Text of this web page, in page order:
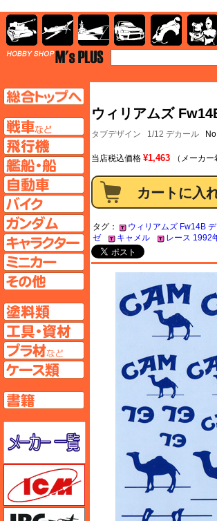
ウィリアムズ
タブデザイン 1/12 デカール
当店税込価格 ¥1,463 （メーカ
タグ： ウィリアムズ Fw14B
ゼ
キャメル レース 1992
AFV
艦船ページへ
自動車ページへ
バイクページへ
キャラクターページへ
ミニカーページへ
塗料ページへ
ケースページへ
メーカー一覧のページはこちら
AFV 飛行機 艦船 自動車 バイク